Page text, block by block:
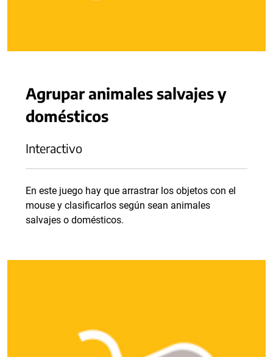
Agrupar animales salvajes y
domésticos
Interactivo
En este juego hay que arrastrar los objetos con el
mouse y clasificarlos según sean animales
salvajes o domésticos.